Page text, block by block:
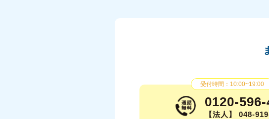
受付時間：10:00~19:00
0120-
【法人】 048-